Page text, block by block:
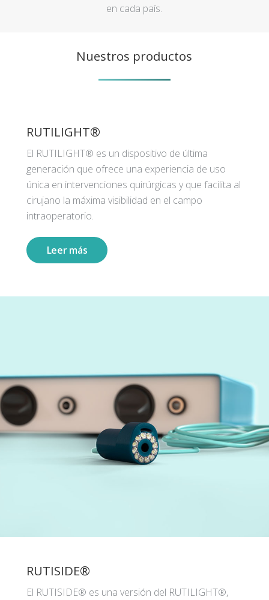
en cada país.
Nuestros productos
RUTILIGHT®
El RUTILIGHT® es un dispositivo de última
generación que ofrece una experiencia de uso
única en intervenciones quirúrgicas y que facilita al
cirujano la máxima visibilidad en el campo
intraoperatorio.
Leer más
RUTISIDE®
El RUTISIDE® es una versión del RUTILIGHT®,